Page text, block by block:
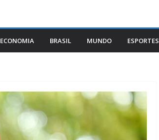
ECONOMIA BRASIL MUNDO ESPORTES